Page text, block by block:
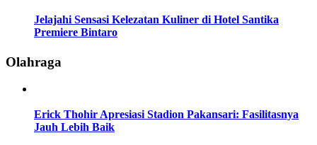
Jelajahi Sensasi Kelezatan Kuliner di Hotel Santika
Premiere Bintaro
Olahraga
Erick Thohir Apresiasi Stadion Pakansari: Fasilitasnya
Jauh Lebih Baik